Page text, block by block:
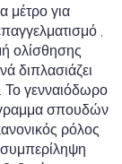
μέτρο για
,
ολίσθησης
διπλασιάζει
Το γενναιόδωρο
σπουδών
ρόλος